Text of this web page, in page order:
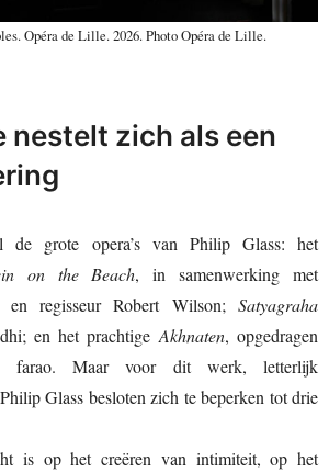
Opéra de Lille. 2026. Photo Opéra de Lille.
nestelt zich als een
de grote opera’s van Philip Glass: het
on the Beach, in samenwerking met
en regisseur Robert Wilson; Satyagraha
en het prachtige Akhnaten, opgedragen
farao. Maar voor dit werk, letterlijk
Glass besloten zich te beperken tot drie
is op het creëren van intimiteit, op het